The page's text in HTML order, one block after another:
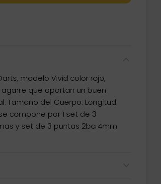
modelo Vivid color rojo,
que aportan un buen
Tamaño del Cuerpo: Longitud:
compone por 1 set de 3
y set de 3 puntas 2ba 4mm